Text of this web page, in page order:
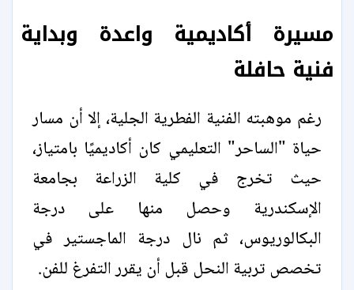
مسيرة أكاديمية واعدة وبداية
فنية حافلة
رغم موهبته الفنية الفطرية الجلية، إلا أن مسار
حياة "الساحر" التعليمي كان أكاديميًا بامتياز،
حيث تخرج في كلية الزراعة بجامعة
الإسكندرية وحصل منها على درجة
البكالوريوس، ثم نال درجة الماجستير في
تخصص تربية النحل قبل أن يقرر التفرغ للفن.